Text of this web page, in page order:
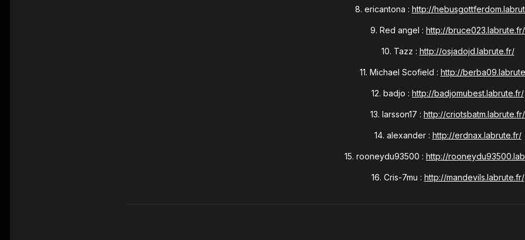
8. ericantona : http://
9. Red angel : http://bruce023.labrute.fr/
10. Tazz : http://osjadojd.labrute.fr/
11. Michael Scofield : http://
12. badjo : http://badjomubest.labrute.fr/
13. larsson17 : http://criotsbatm.labrute.fr/
14. alexander : http://erdnax.labrute.fr/
15. rooneydu93500 : http://
16. Cris-7mu : http://mandevils.labrute.fr/